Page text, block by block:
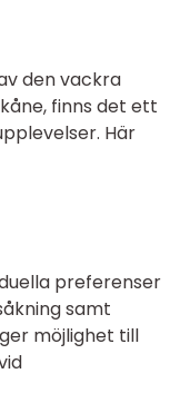
den vackra
finns det ett
Här
preferenser
samt
möjlighet till